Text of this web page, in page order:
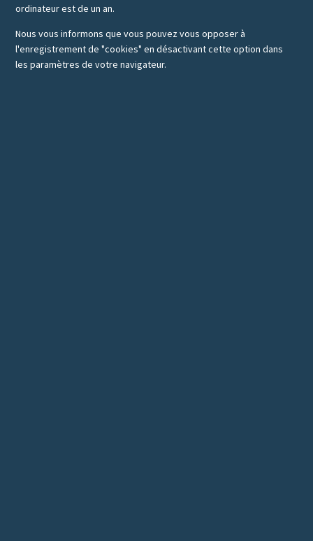
ordinateur est de un an.
Nous vous informons que vous pouvez vous opposer à
l'enregistrement de "cookies" en désactivant cette option dans
les paramètres de votre navigateur.